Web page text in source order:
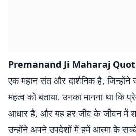
Premanand Ji Maharaj
एक महान संत और दार्शनिक है,
महत्व को बताया. उनका मानना था कि
आधार है, और यह हर जीव के जीवन में
उन्होंने अपने उपदेशों में हमें आत्मा के